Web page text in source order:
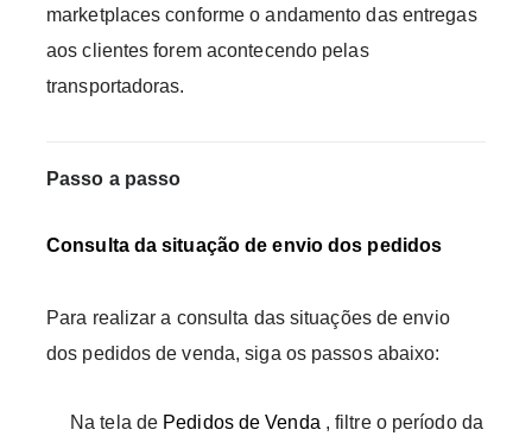
marketplaces conforme o andamento das entregas
aos clientes forem acontecendo pelas
transportadoras.
Passo a passo
Consulta da situação de envio dos pedidos
Para realizar a consulta das situações de envio
dos pedidos de venda, siga os passos abaixo:
Na tela de Pedidos de Venda , filtre o período da